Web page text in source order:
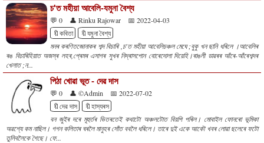
চ'ত মহীয়া আবেলি-যমুনা বৈশ্য
💬 0 👤 Rinku Rajowar
📅 2022-04-03
🔖কবিতা
🔖যমুনা বৈশ্য
মনৰ কৰণিতজোনাকৰ শব্দ বিচাৰি ,চ'ত মহীয়া আবেলিচঞ্চল মেঘে ;বুকু খন ছানি ধৰিলে ।আবেলিৰ
ৰঙ বিচাৰিহিয়াত অজস্ৰ লহৰ,প্ৰেমৰ এসাগৰ সুখৰ নিদ্ৰাসপোন বোৰেদোলা দিয়েহি।ৰাঙলী ডাৱৰৰ আঁৰে-আঁৰেশব্দৰ
খেলাত ;ন...
পিঠা খোৱা ভূত - দেৱ দাস
💬 0 👤 ©Admin
📅 2022-07-02
🔖দেৱ দাস
🔖হাস্যৰস
বন জুইৰ দৰে মূহুৰ্তৰ ভিতৰতেই কথাটো অঞ্চলটোত বিয়পি পৰিল। মোবাইল ফোনৰো ভূমিকা
অৱশ্যে কম নাছিল। গগন কলিতাৰ ঘৰলৈ মানুহৰ সোঁত ববলৈ ধৰিলে। তাৰে দুই একে আকৌ খবৰ লোৱা ছলেৰে ফটো
তুলিবলৈকে গৈছে। ফে...